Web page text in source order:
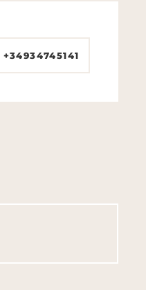
+34934745141